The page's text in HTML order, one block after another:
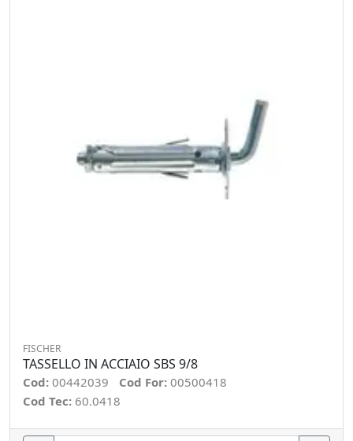
FISCHER
TASSELLO IN ACCIAIO SBS 9/8
Cod: 00442039 Cod For: 00500418
Cod Tec: 60.0418